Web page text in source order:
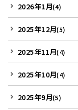
2026年1月(4)
2025年12月(5)
2025年11月(4)
2025年10月(4)
2025年9月(5)